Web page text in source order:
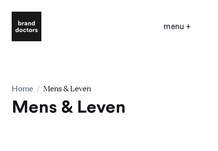
menu +
Home / Mens & Leven
Mens & Leven